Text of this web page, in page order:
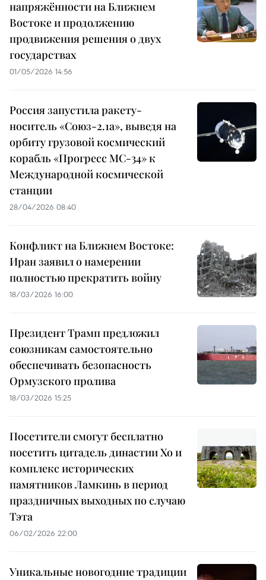
напряжённости на Ближнем
Востоке и продолжению
продвижения решения о двух
государствах
01/05/2026 14:56
Россия запустила ракету-
носитель «Союз-2.1а», выведя на
орбиту грузовой космический
корабль «Прогресс МС-34» к
Международной космической
станции
28/04/2026 08:40
Конфликт на Ближнем Востоке:
Иран заявил о намерении
полностью прекратить войну
18/03/2026 16:00
Президент Трамп предложил
союзникам самостоятельно
обеспечивать безопасность
Ормузского пролива
18/03/2026 15:25
Посетители смогут бесплатно
посетить цитадель династии Хо и
комплекс исторических
памятников Ламкинь в период
праздничных выходных по случаю
Тэта
06/02/2026 22:00
Уникальные новогодние традиции